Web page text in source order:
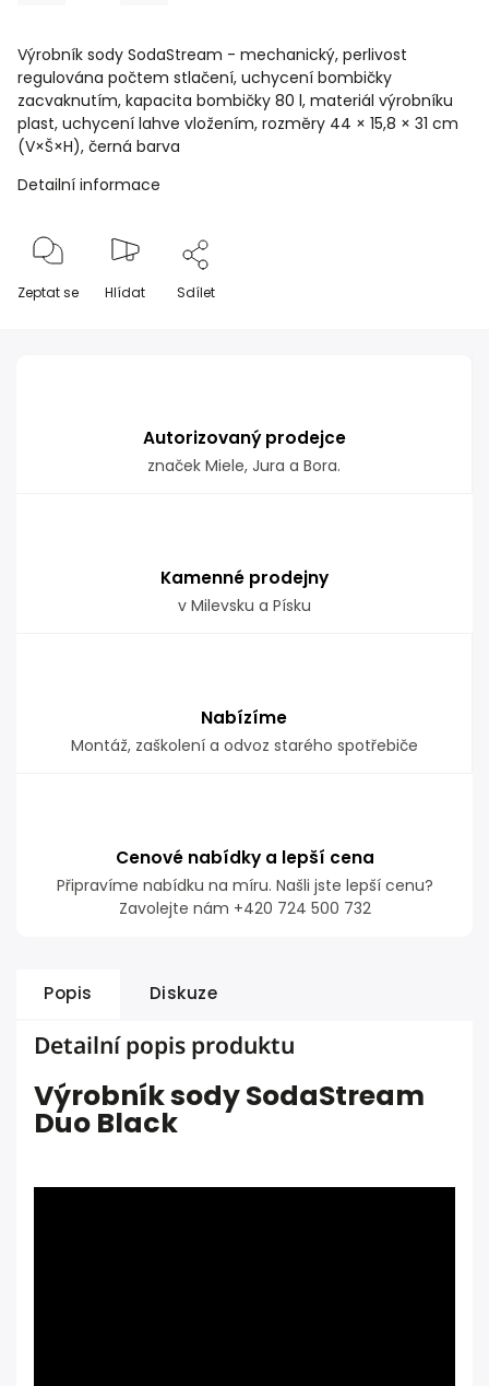
Výrobník sody SodaStream - mechanický, perlivost
regulována počtem stlačení, uchycení bombičky
zacvaknutím, kapacita bombičky 80 l, materiál výrobníku
plast, uchycení lahve vložením, rozměry 44 × 15,8 × 31 cm
(V×Š×H), černá barva
Detailní informace
Zeptat se Hlídat Sdílet
Autorizovaný prodejce
značek Miele, Jura a Bora.
Kamenné prodejny
v Milevsku a Písku
Nabízíme
Montáž, zaškolení a odvoz starého spotřebiče
Cenové nabídky a lepší cena
Připravíme nabídku na míru. Našli jste lepší cenu?
Zavolejte nám +420 724 500 732
Popis Diskuze
Detailní popis produktu
Výrobník sody SodaStream
Duo Black